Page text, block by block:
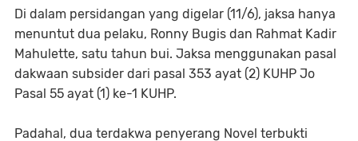
Di dalam persidangan yang digelar (11/6), jaksa hanya
menuntut dua pelaku, Ronny Bugis dan Rahmat Kadir
Mahulette, satu tahun bui. Jaksa menggunakan pasal
dakwaan subsider dari pasal 353 ayat (2) KUHP Jo
Pasal 55 ayat (1) ke-1 KUHP.
Padahal, dua terdakwa penyerang Novel terbukti